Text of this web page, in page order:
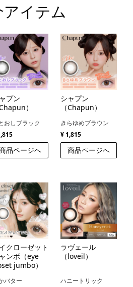
イテム
プン
Chapun）
おしブラック
品ページへ
シャプン
（Chapun）
きらゆめブラウン
¥ 1,815
商品ページへ
クローゼット
ンボ（eye
jumbo）
バター
ラヴェール
（loveil）
ハニートリック